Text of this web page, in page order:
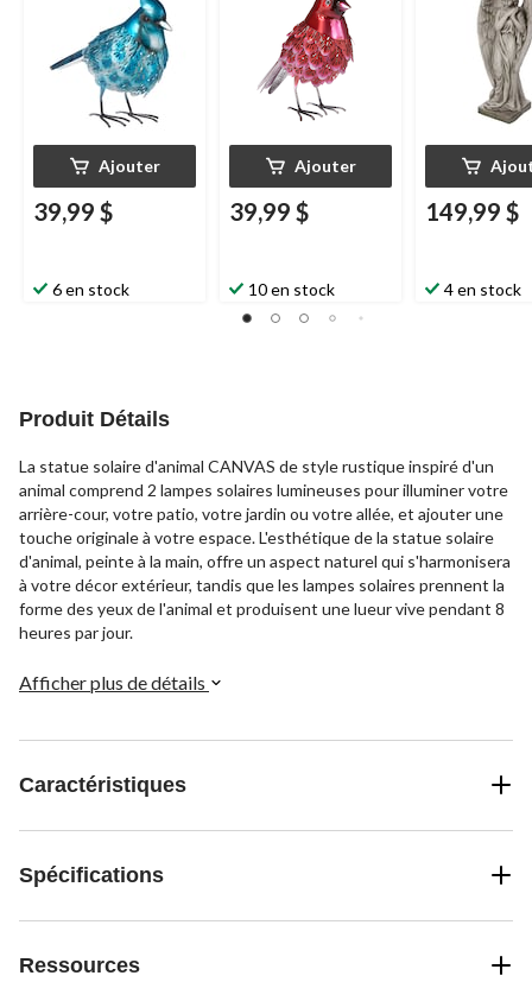
Ajouter
39,99 $
6 en stock
Ajouter
39,99 $
10 en stock
149,99 $
4 en stock
Produit Détails
La statue solaire d'animal CANVAS de style rustique inspiré d'un
animal comprend 2 lampes solaires lumineuses pour illuminer votre
arrière-cour, votre patio, votre jardin ou votre allée, et ajouter une
touche originale à votre espace. L'esthétique de la statue solaire
d'animal, peinte à la main, offre un aspect naturel qui s'harmonisera
à votre décor extérieur, tandis que les lampes solaires prennent la
forme des yeux de l'animal et produisent une lueur vive pendant 8
heures par jour.
Afficher plus de détails
Caractéristiques
Spécifications
Ressources